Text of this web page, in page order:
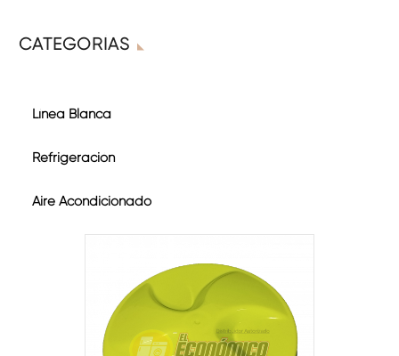
CATEGORÍAS
Línea Blanca
Refrigeración
Aire Acondicionado